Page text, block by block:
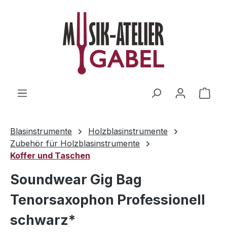
Zum Hauptinhalt springen
Blasinstrumente
Holzblasinstrumente
Zubehör für Holzblasinstrumente
Koffer und Taschen
Soundwear Gig Bag
Tenorsaxophon Professionell
schwarz*